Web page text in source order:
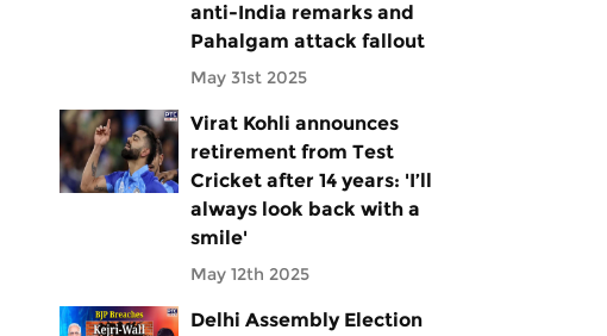
anti-India remarks and
Pahalgam attack fallout
May 31st 2025
Virat Kohli announces
retirement from Test
Cricket after 14 years: 'I’ll
always look back with a
smile'
May 12th 2025
Delhi Assembly Election